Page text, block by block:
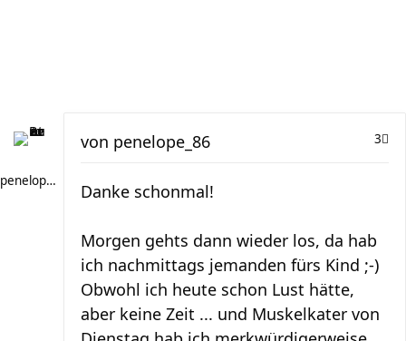
penelope_86
3
von penelope_86
Danke schonmal!
Morgen gehts dann wieder los, da hab
ich nachmittags jemanden fürs Kind ;-)
Obwohl ich heute schon Lust hätte,
aber keine Zeit ... und Muskelkater von